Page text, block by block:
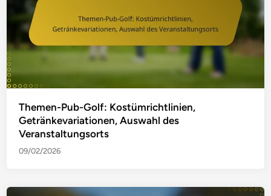
Themen-Pub-Golf: Kostümrichtlinien,
Getränkevariationen, Auswahl des
Veranstaltungsorts
09/02/2026